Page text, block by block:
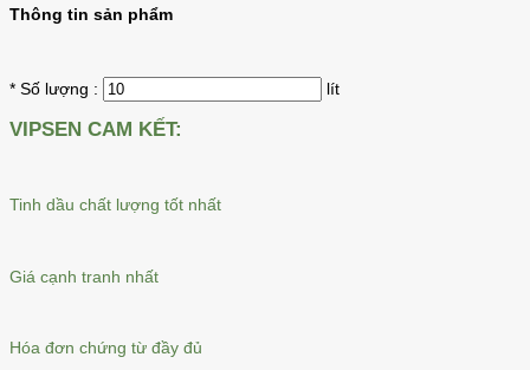
Thông tin sản phẩm
* Số lượng : lít
VIPSEN CAM KẾT:
Tinh dầu chất lượng tốt nhất
Giá cạnh tranh nhất
Hóa đơn chứng từ đầy đủ